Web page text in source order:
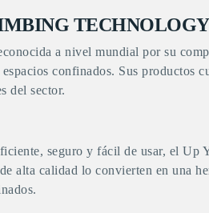
a nivel mundial por su
confinados. Sus productos
del sector.
seguro y fácil de usar, el Up
alta calidad lo convierten en una